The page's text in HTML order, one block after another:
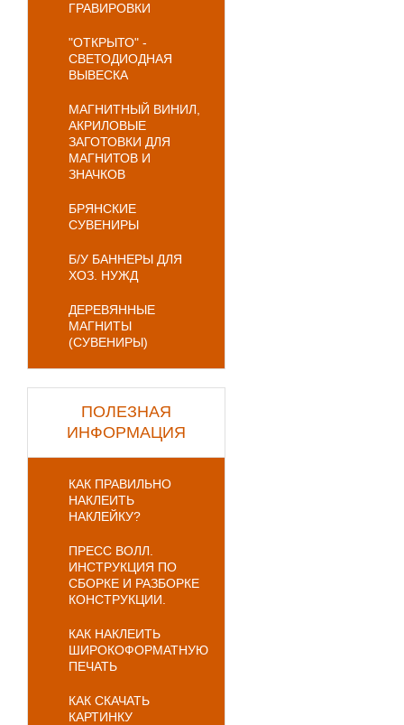
ГРАВИРОВКИ
"ОТКРЫТО" -
СВЕТОДИОДНАЯ
ВЫВЕСКА
МАГНИТНЫЙ ВИНИЛ,
АКРИЛОВЫЕ
ЗАГОТОВКИ ДЛЯ
МАГНИТОВ И
ЗНАЧКОВ
БРЯНСКИЕ
СУВЕНИРЫ
Б/У БАННЕРЫ ДЛЯ
ХОЗ. НУЖД
ДЕРЕВЯННЫЕ
МАГНИТЫ
(СУВЕНИРЫ)
ПОЛЕЗНАЯ
ИНФОРМАЦИЯ
КАК ПРАВИЛЬНО
НАКЛЕИТЬ
НАКЛЕЙКУ?
ПРЕСС ВОЛЛ.
ИНСТРУКЦИЯ ПО
СБОРКЕ И РАЗБОРКЕ
КОНСТРУКЦИИ.
КАК НАКЛЕИТЬ
ШИРОКОФОРМАТНУЮ
ПЕЧАТЬ
КАК СКАЧАТЬ
КАРТИНКУ